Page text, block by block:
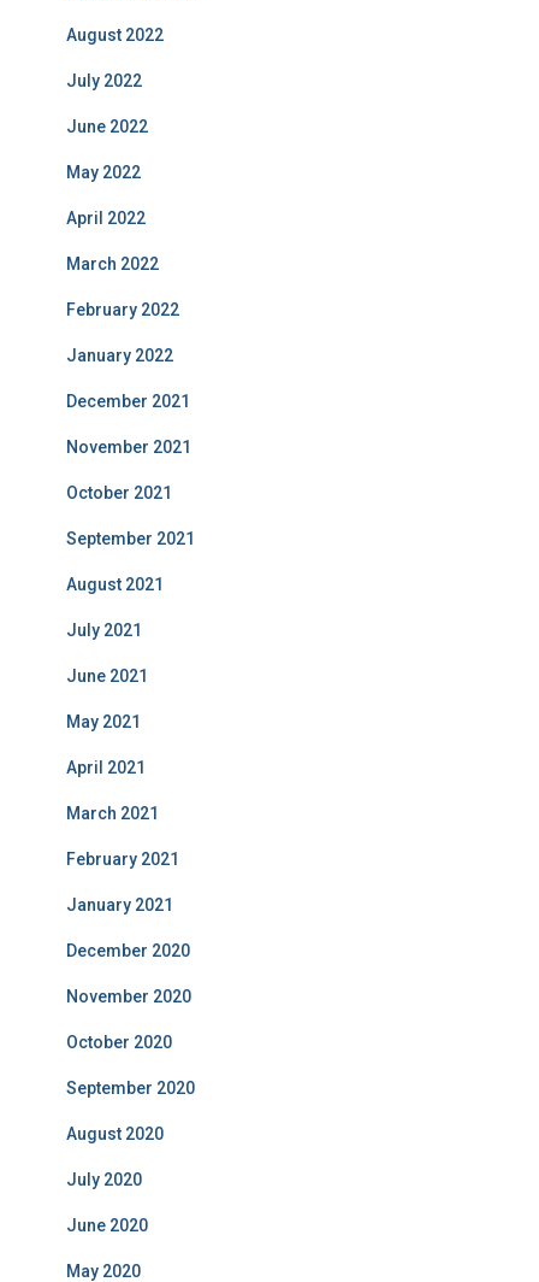
August 2022
July 2022
June 2022
May 2022
April 2022
March 2022
February 2022
January 2022
December 2021
November 2021
October 2021
September 2021
August 2021
July 2021
June 2021
May 2021
April 2021
March 2021
February 2021
January 2021
December 2020
November 2020
October 2020
September 2020
August 2020
July 2020
June 2020
May 2020